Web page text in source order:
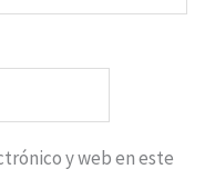
y web en este